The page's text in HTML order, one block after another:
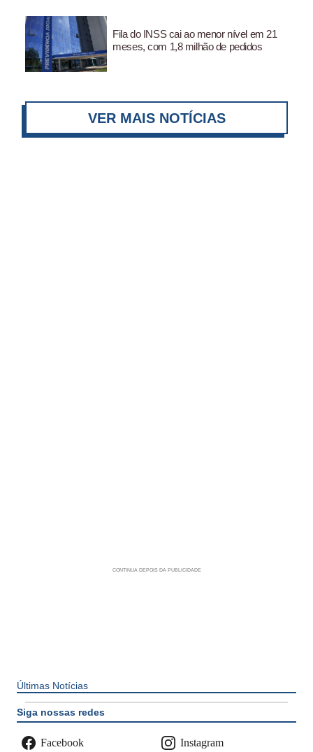
Fila do INSS cai ao menor nível em 21
meses, com 1,8 milhão de pedidos
VER MAIS NOTÍCIAS
Últimas Notícias
Siga nossas redes
Facebook Instagram